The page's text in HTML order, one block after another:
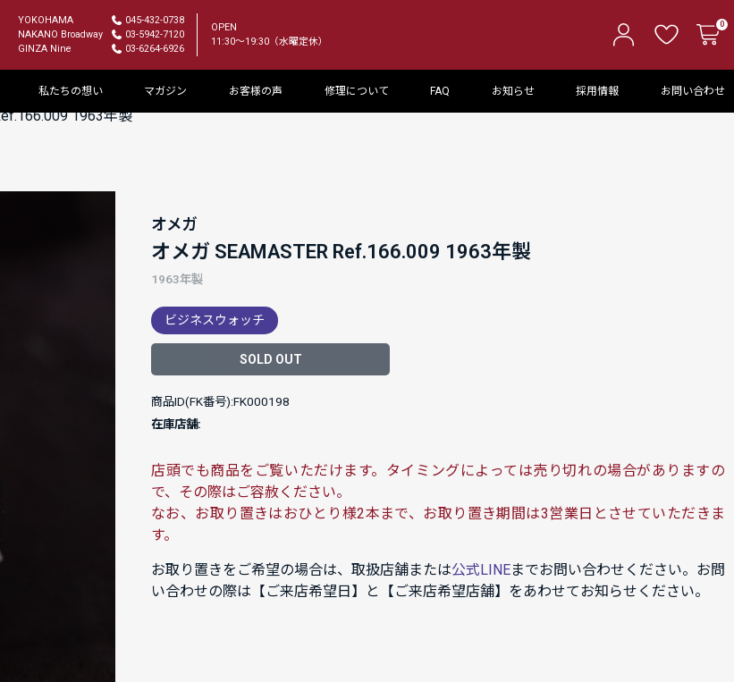
YOKOHAMA
045-432-0738
NAKANO Broadway
03-5942-7120
GINZA Nine
03-6264-6926
OPEN
11:30～19:30（水曜定休）
0
私たちの想い マガジン お客様の声 修理について FAQ お知らせ 採用情報 お問い合わせ
1963年製
オメガ
オメガ SEAMASTER Ref.166.009 1963年製
1963年製
ビジネスウォッチ
SOLD OUT
商品ID(FK番号):FK000198
在庫店舗:
店頭でも商品をご覧いただけます。タイミングによっては売り切れの場合がありますの
で、その際はご容赦ください。
なお、お取り置きはおひとり様2本まで、お取り置き期間は3営業日とさせていただきま
す。
お取り置きをご希望の場合は、取扱店舗または公式LINEまでお問い合わせください。お問
い合わせの際は【ご来店希望日】と【ご来店希望店舗】をあわせてお知らせください。